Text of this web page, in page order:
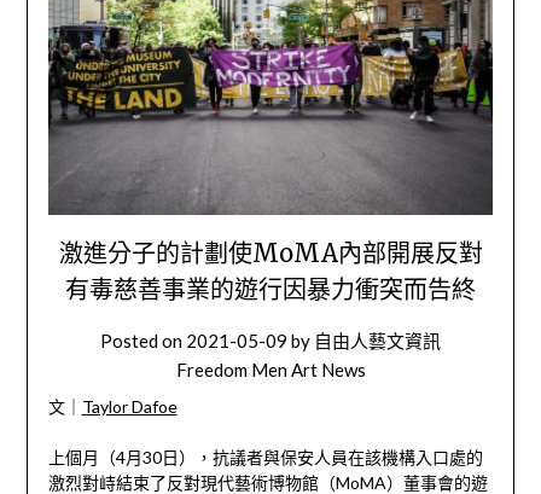
激進分子的計劃使MoMA內部開展反對
有毒慈善事業的遊行因暴力衝突而告終
Posted on 2021-05-09 by 自由人藝文資訊
Freedom Men Art News
文｜ Taylor Dafoe
上個月（4月30日），抗議者與保安人員在該機構入口處的
激烈對峙結束了反對現代藝術博物館（MoMA）董事會的遊